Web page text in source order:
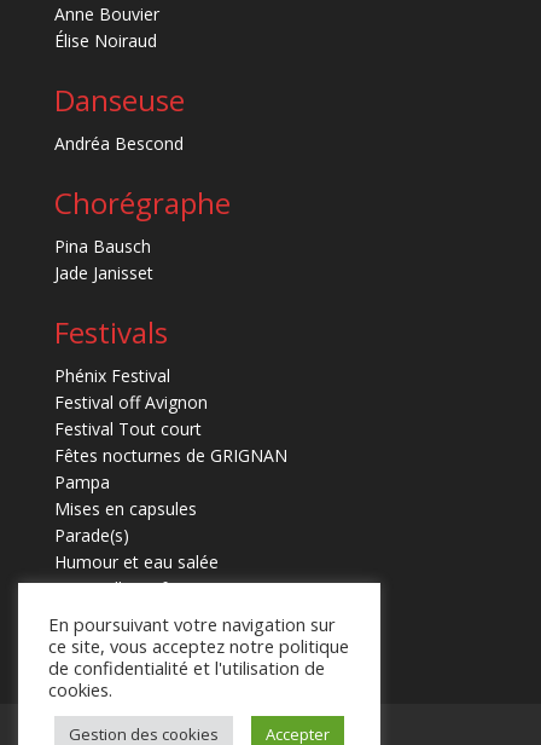
Anne Bouvier
Élise Noiraud
Danseuse
Andréa Bescond
Chorégraphe
Pina Bausch
Jade Janisset
Festivals
Phénix Festival
Festival off Avignon
Festival Tout court
Fêtes nocturnes de GRIGNAN
Pampa
Mises en capsules
Parade(s)
Humour et eau salée
Marmaille en fugues
Mentions légales Contact
En poursuivant votre navigation sur
ce site, vous acceptez notre politique
de confidentialité et l'utilisation de
cookies.
Gestion des cookies Accepter